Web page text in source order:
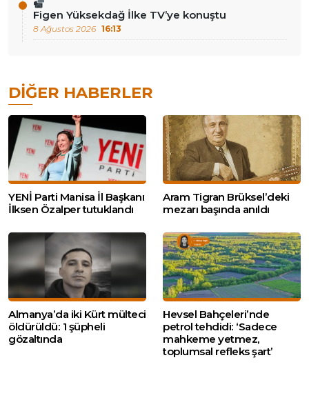
Figen Yüksekdağ İlke TV’ye konuştu
8 Ağustos 2026 16:13
DIĞER HABERLER
YENİ Parti Manisa İl Başkanı
İlksen Özalper tutuklandı
Aram Tigran Brüksel’deki
mezarı başında anıldı
Almanya’da iki Kürt mülteci
öldürüldü: 1 şüpheli
gözaltında
Hevsel Bahçeleri’nde
petrol tehdidi: ‘Sadece
mahkeme yetmez,
toplumsal refleks şart’